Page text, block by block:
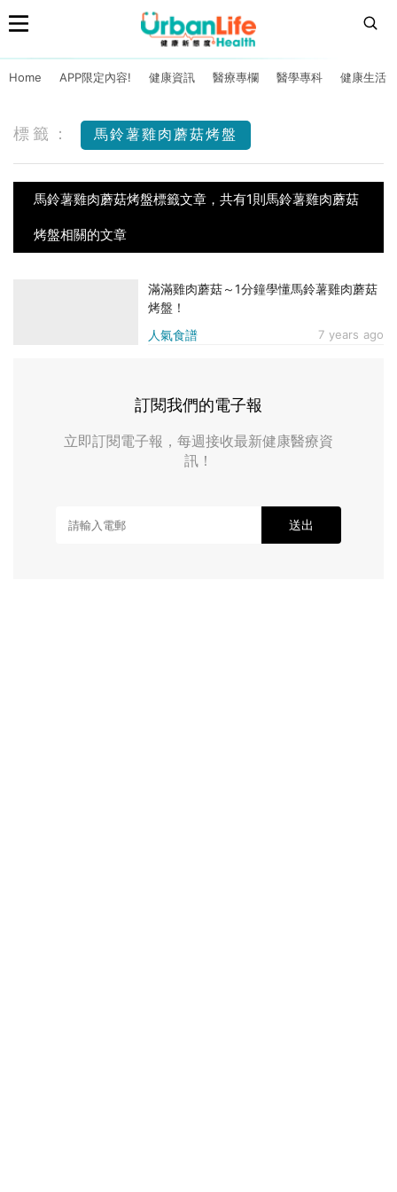
Home APP限定內容! 健康資訊 醫療專欄 醫學專科 健康生活
標籤： 馬鈴薯雞肉蘑菇烤盤
馬鈴薯雞肉蘑菇烤盤標籤文章，共有1則馬鈴薯雞肉蘑菇
烤盤相關的文章
人氣食譜 7 years ago
滿滿雞肉蘑菇～1分鐘學懂馬鈴薯雞肉蘑菇
烤盤！
訂閱我們的電子報
立即訂閱電子報，每週接收最新健康醫療資
訊！
送出